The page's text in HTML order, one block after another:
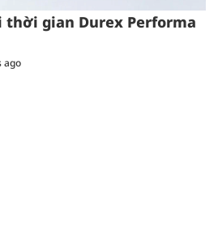
thời gian Durex Performa
ago